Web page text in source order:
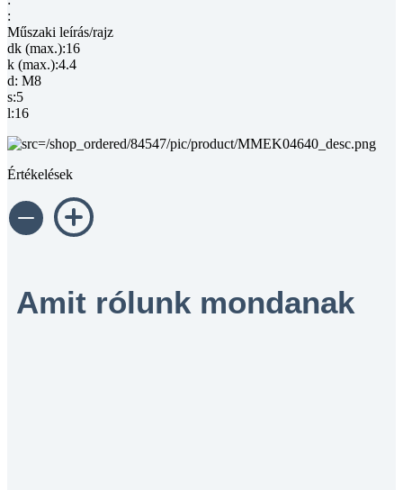
:
Műszaki leírás/rajz
dk (max.):16
k (max.):4.4
d: M8
s:5
l:16
Értékelések
Amit rólunk mondanak